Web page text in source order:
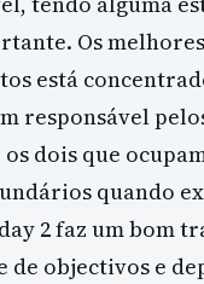
Os
está
responsável
dois que
quando
2 faz um bom
objectivos e